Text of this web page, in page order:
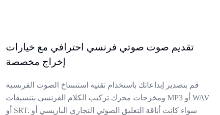
تقديم صوت صوتي فرنسي احترافي مع خيارات
إخراج مخصصة
قم بتصدير إبداعاتك باستخدام تقنية استنساخ الصوت الفرنسية
ومخرجات محرك تركيب الكلام الفرنسي بتنسيقات MP3 أو WAV
أو SRT. سواء كانت أناقة التعليق الصوتي التجاري الباريسي أو